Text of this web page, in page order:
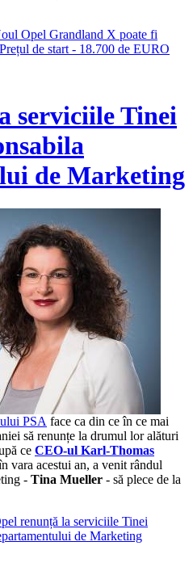
Opel Grandland X poate fi
de start - 18.700 de EURO
serviciile Tinei
de Marketing
PSA face ca din ce în ce mai
să renunțe la drumul lor alături
ce CEO-ul Karl-Thomas
vara acestui an, a venit rândul
- Tina Mueller - să plece de la
renunță la serviciile Tinei
de Marketing